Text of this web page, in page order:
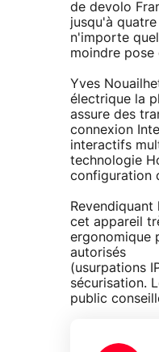
de devolo
jusqu'à
n'importe
moindre pose
Yves
électrique la
assure des
connexion
interactifs
technologie
configuration
cet appareil
ergonomique
autorisés
(usurpations
sécurisation.
public